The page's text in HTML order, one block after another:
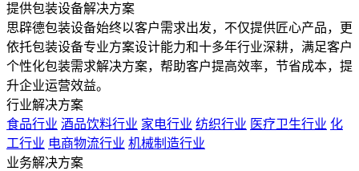
提供包装设备解决方案
思辟德包装设备始终以客户需求出发，不仅提供匠心产品，更
依托包装设备专业方案设计能力和十多年行业深耕，满足客户
个性化包装需求解决方案，帮助客户提高效率，节省成本，提
升企业运营效益。
行业解决方案
食品行业 酒品饮料行业 家电行业 纺织行业 医疗卫生行业 化
工行业 电商物流行业 机械制造行业
业务解决方案